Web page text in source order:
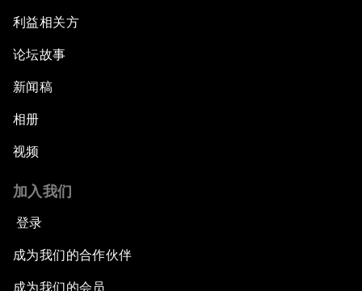
利益相关方
论坛故事
新闻稿
相册
视频
加入我们
登录
成为我们的合作伙伴
成为我们的会员